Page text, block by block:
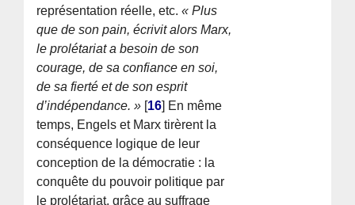
représentation réelle, etc.« Plus
que de son pain, écrivit alors Marx,
le prolétariat a besoin de son
courage, de sa confiance en soi,
de sa fierté et de son esprit
d’indépendance. » [16] En même
temps, Engels et Marx tirèrent la
conséquence logique de leur
conception de la démocratie : la
conquête du pouvoir politique par
le prolétariat, grâce au suffrage